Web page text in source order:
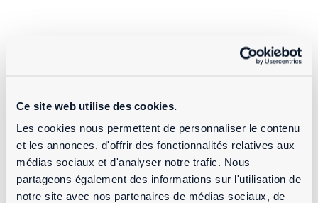
Ce site web utilise des cookies.
Les cookies nous permettent de personnaliser le contenu
et les annonces, d'offrir des fonctionnalités relatives aux
médias sociaux et d'analyser notre trafic. Nous
partageons également des informations sur l'utilisation de
notre site avec nos partenaires de médias sociaux, de
ACCEPTER LES COOKIES POUR VOIR LA
VIDÉO
Paramètres des cookies